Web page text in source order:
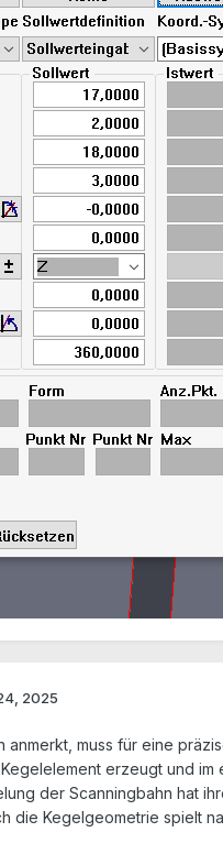
2025
anmerkt, muss für eine
erzeugt und
der Scanningbahn hat
die Kegelgeometrie spielt